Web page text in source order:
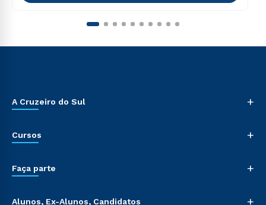
A Cruzeiro do Sul +
Cursos +
Faça parte +
Alunos, Ex-Alunos, Candidatos +